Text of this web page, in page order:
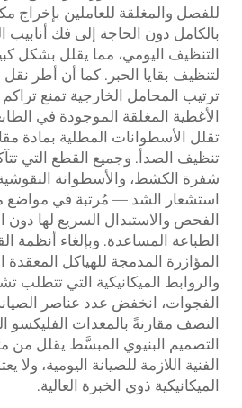
للفصل والمغلقة للعاملين بإخراج
بالكامل دون الحاجة إلى فك أنابيب
التنظيف اليومي، مما يقلل بشكل
لتنظيف بقايا الحبر. كما أن أطر
ترتيب المحامل الخارجية تمنع
الأغطية المغلقة الموجودة في
تقلل الأسطوانات المطلية بمادة
تنظيف الصدأ. وجميع القطع التي
استشعار الشد — مُرتبة في مواضع
الفحص والاستبدال السريع لها
الطباعة المساعدة. وبإلغاء أنظمة
المؤازرة المدمجة للهياكل
والروابط الميكانيكية التي تتطلب
الفجوات، انخفض عدد عناصر
النصف مقارنةً بالمعدات الفليكسو
التصميم البنيوي المبسَّط يقلل من
الفنية اللازمة للصيانة اليومية، ولا
الميكانيكية ذوي الخبرة العالية.